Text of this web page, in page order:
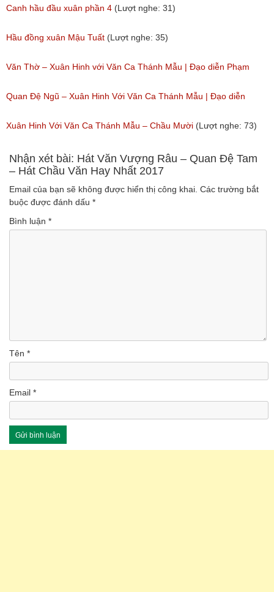
Canh hầu đầu xuân phần 4 (Lượt nghe: 31)
Hầu đồng xuân Mậu Tuất (Lượt nghe: 35)
Văn Thờ – Xuân Hinh với Văn Ca Thánh Mẫu | Đạo diễn Phạm
Đông Hồng
(Lượt nghe: 74)
Quan Đệ Ngũ – Xuân Hinh Với Văn Ca Thánh Mẫu | Đạo diễn
Phạm Đông Hồng
(Lượt nghe: 42)
Xuân Hinh Với Văn Ca Thánh Mẫu – Chầu Mười (Lượt nghe: 73)
Nhận xét bài: Hát Văn Vượng Râu – Quan Đệ Tam
– Hát Chầu Văn Hay Nhất 2017
Email của bạn sẽ không được hiển thị công khai. Các trường bắt
buộc được đánh dấu *
Bình luận *
Tên *
Email *